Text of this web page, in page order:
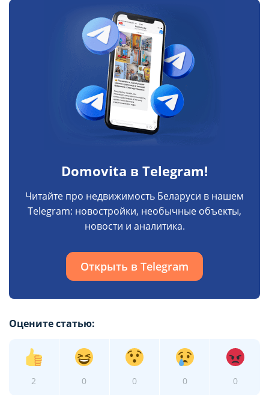
Domovita в Telegram!
Читайте про недвижимость Беларуси в нашем
Telegram: новостройки, необычные объекты,
новости и аналитика.
Открыть в Telegram
Оцените статью:
2 0 0 0 0